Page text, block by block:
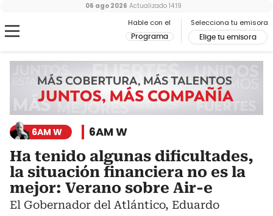
Hable con el
Programa
Selecciona tu emisora
Elige tu emisora
06 ago 2026 Actualizado 14:19
6AM W 6AM W
Ha tenido algunas dificultades,
la situación financiera no es la
mejor: Verano sobre Air-e
El Gobernador del Atlántico, Eduardo